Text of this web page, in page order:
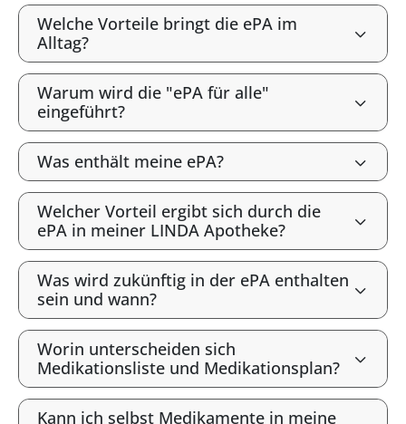
Welche Vorteile bringt die ePA im
Alltag?
Warum wird die "ePA für alle"
eingeführt?
Was enthält meine ePA?
Welcher Vorteil ergibt sich durch die
ePA in meiner LINDA Apotheke?
Was wird zukünftig in der ePA enthalten
sein und wann?
Worin unterscheiden sich
Medikationsliste und Medikationsplan?
Kann ich selbst Medikamente in meine